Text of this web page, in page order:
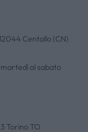
Centallo (CN)
al sabato
Torino TO